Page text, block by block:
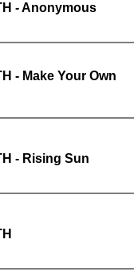
- Anonymous
- Make Your Own
- Rising Sun